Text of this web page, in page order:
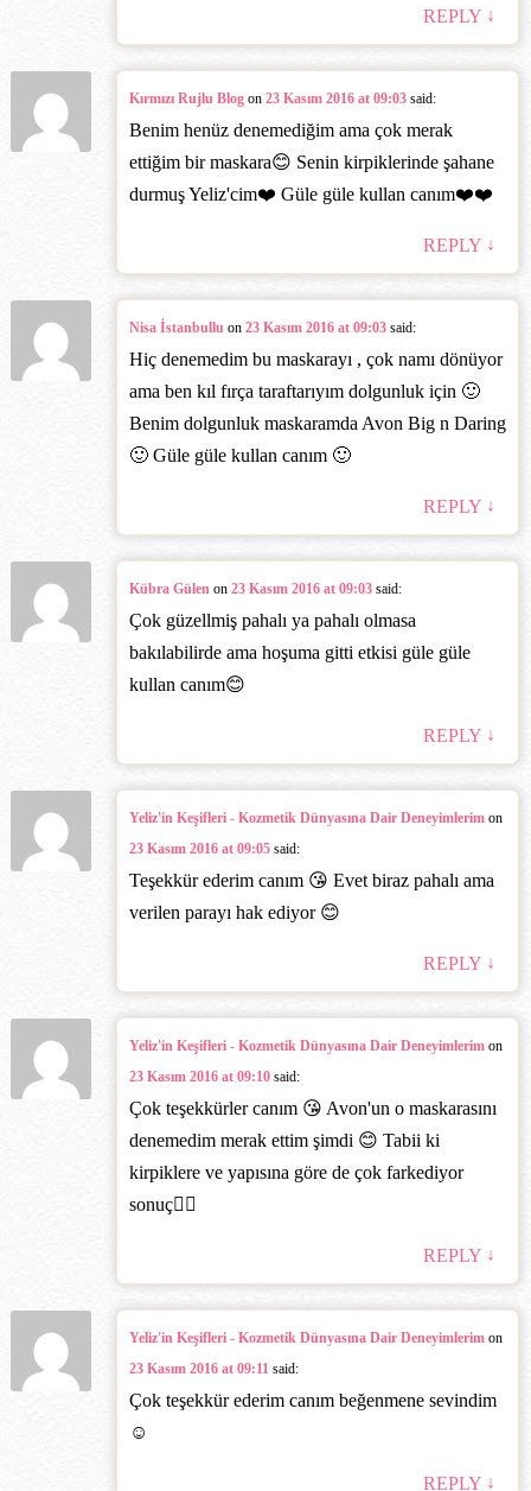
REPLY ↓
Kırmızı Rujlu Blog on 23 Kasım 2016 at 09:03 said:
Benim henüz denemediğim ama çok merak
ettiğim bir maskara😊 Senin kirpiklerinde şahane
durmuş Yeliz'cim❤️ Güle güle kullan canım❤️❤️
REPLY ↓
Nisa İstanbullu on 23 Kasım 2016 at 09:03 said:
Hiç denemedim bu maskarayı , çok namı dönüyor
ama ben kıl fırça taraftarıyım dolgunluk için 🙂
Benim dolgunluk maskaramda Avon Big n Daring
🙂 Güle güle kullan canım 🙂
REPLY ↓
Kübra Gülen on 23 Kasım 2016 at 09:03 said:
Çok güzellmiş pahalı ya pahalı olmasa
bakılabilirde ama hoşuma gitti etkisi güle güle
kullan canım😊
REPLY ↓
Yeliz'in Keşifleri - Kozmetik Dünyasına Dair Deneyimlerim on
23 Kasım 2016 at 09:05 said:
Teşekkür ederim canım 😘 Evet biraz pahalı ama
verilen parayı hak ediyor 😊
REPLY ↓
Yeliz'in Keşifleri - Kozmetik Dünyasına Dair Deneyimlerim on
23 Kasım 2016 at 09:10 said:
Çok teşekkürler canım 😘 Avon'un o maskarasını
denemedim merak ettim şimdi 😊 Tabii ki
kirpiklere ve yapısına göre de çok farkediyor
sonuç👍🏻
REPLY ↓
Yeliz'in Keşifleri - Kozmetik Dünyasına Dair Deneyimlerim on
23 Kasım 2016 at 09:11 said:
Çok teşekkür ederim canım beğenmene sevindim
☺️
REPLY ↓